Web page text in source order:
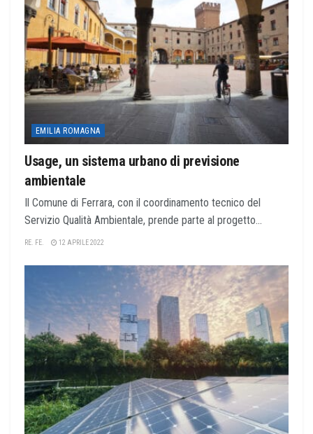
EMILIA ROMAGNA
Usage, un sistema urbano di previsione
ambientale
Il Comune di Ferrara, con il coordinamento tecnico del
Servizio Qualità Ambientale, prende parte al progetto...
RE. FE. 12 APRILE 2022